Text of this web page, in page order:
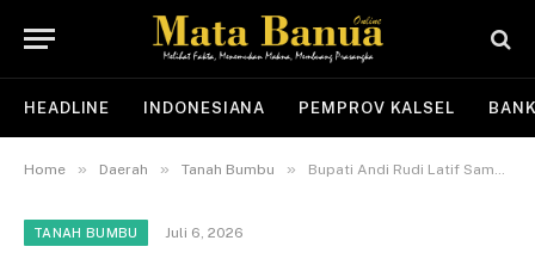
HEADLINE INDONESIANA PEMPROV KALSEL
Home » Daerah » Tanah Bumbu » Bupati Andi Rudi Latif Sampaikan KUA-PPAS 2027
TANAH BUMBU Juli 6, 2026